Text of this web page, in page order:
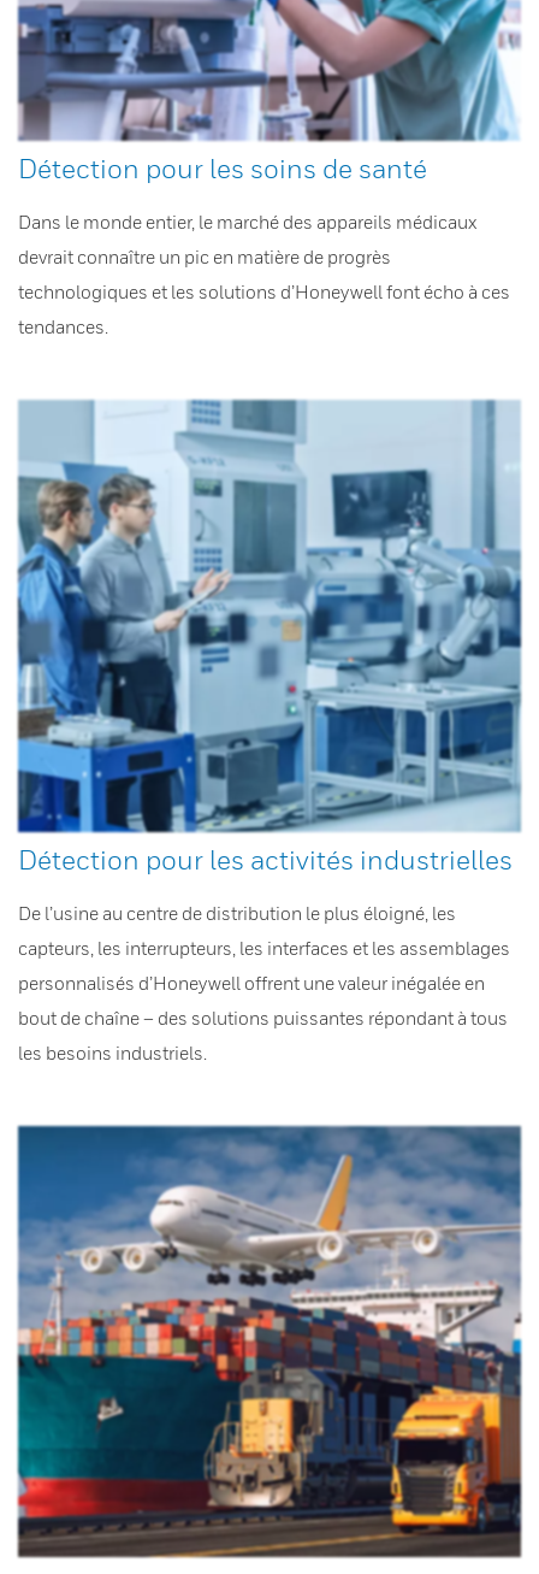
Détection pour les soins de santé
Dans le monde entier, le marché des appareils médicaux
devrait connaître un pic en matière de progrès
technologiques et les solutions d’Honeywell font écho à ces
tendances.
Détection pour les activités industrielles
De l’usine au centre de distribution le plus éloigné, les
capteurs, les interrupteurs, les interfaces et les assemblages
personnalisés d’Honeywell offrent une valeur inégalée en
bout de chaîne – des solutions puissantes répondant à tous
les besoins industriels.